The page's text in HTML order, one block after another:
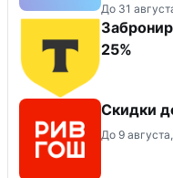
До 31
25%
Скидки
До 9